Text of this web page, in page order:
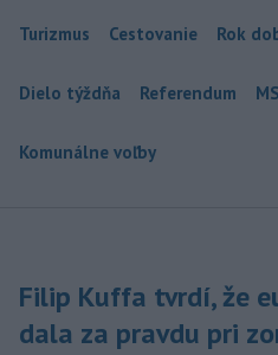
Turizmus Cestovanie Rok
Dielo týždňa Referendum
Komunálne voľby
Filip Kuffa tvrdí, že
dala za pravdu pri